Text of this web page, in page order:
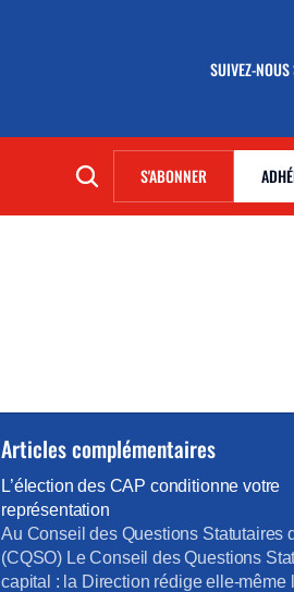
SUIVEZ-NOUS
(NOUVELLE
S'ABONNER(NOUVELLE FENÊTRE)
Articles complémentaires
L’élection des CAP conditionne votre
représentation
Au Conseil des Questions Statutaires
(CQSO) Le Conseil des Questions
capital : la Direction rédige elle-même